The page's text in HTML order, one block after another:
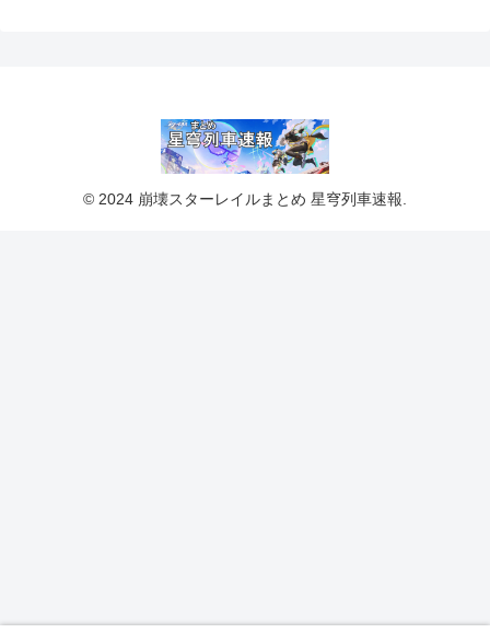
© 2024 崩壊スターレイルまとめ 星穹列車速報.